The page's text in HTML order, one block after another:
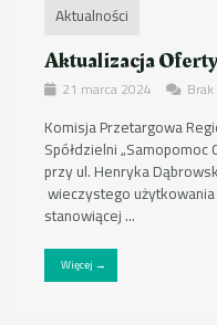
Aktualności
Aktualizacja
21 marca 2024
Komisja Przetargowa
Spółdzielni „Samopomoc
przy ul. Henryka
wieczystego
stanowiącej ...
Więcej →